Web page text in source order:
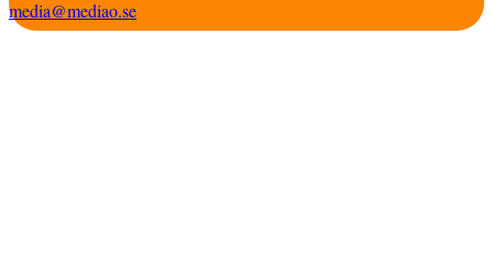
media@mediao.se